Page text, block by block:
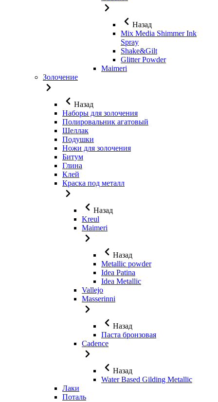
Назад
Mix Media Shimmer Ink
Spray
Shake&Gilt
Glitter Powder
Maimeri
Золочение
Назад
Наборы для золочения
Полировальник агатовый
Шеллак
Подушки
Ножи для золочения
Битум
Глина
Клей
Краска под металл
Назад
Kreul
Maimeri
Назад
Metallic powder
Idea Patina
Idea Metallic
Vallejo
Masserinni
Назад
Паста бронзовая
Cadence
Назад
Water Based Gilding Metallic
Лаки
Поталь